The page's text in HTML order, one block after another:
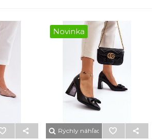
Novinka
Rýchly náhľad